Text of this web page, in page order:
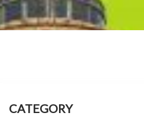
CATEGORY